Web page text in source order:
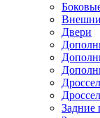
Двери
Задние